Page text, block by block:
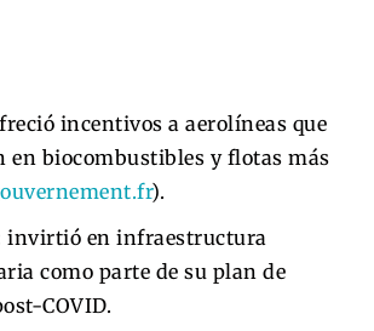
incentivos a aerolíneas que
biocombustibles y flotas más
).
invirtió en infraestructura
como parte de su plan de
COVID.